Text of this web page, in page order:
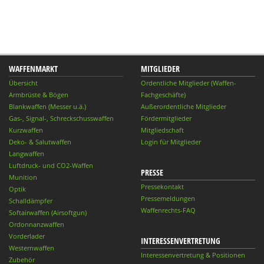
WAFFENMARKT
Übersicht
Armbrüste & Bögen
Blankwaffen (Messer u.ä.)
Gas-, Signal-, Schreckschusswaffen
Kurzwaffen
Deko- & Salutwaffen
Langwaffen
Luftdruck- und CO2-Waffen
Munition
Optik
Schalldämpfer
Softairwaffen (Airsoftgun)
Ordonnanzwaffen
Vorderlader
Westernwaffen
Zubehör
MITGLIEDER
Ordentliche Mitglieder (Waffen-
Fachgeschäfte)
Außerordentliche Mitglieder
Fördermitglieder
Mitgliedschaft
Login für Mitglieder
PRESSE
Pressekontakt
Pressemeldungen
Waffenrechts-FAQ
INTERESSENVERTRETUNG
Interessenvertretung & Positionen